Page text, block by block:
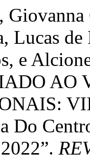
Lucas
e
AO
Do